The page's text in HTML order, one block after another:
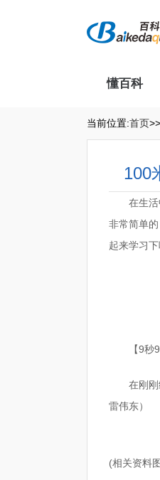
懂百科
当前位置:首页>>
100
在生
非常简单
起来学习下
【9
在刚
雷伟东）
(相关资料